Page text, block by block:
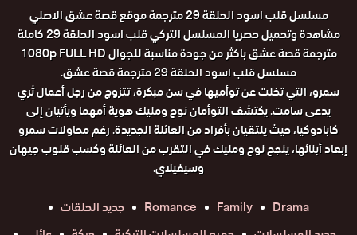
مسلسل قلب اسود الحلقة 29 مترجمة موقع قصة عشق الاصلي
مشاهدة وتحميل حصريا المسلسل التركي قلب اسود الحلقة 29 كاملة
مترجمة قصة عشق باكثر من جودة مناسبة للجوال 1080p FULL HD
مسلسل قلب اسود الحلقة 29 مترجمة قصة عشق.
سمرو، التي تخلت عن توأميها في سن مبكرة، تتزوج من رجل أعمال ثري
يدعى سامت. يكتشف التوأمان نوح ومليك هوية أمهما ويأتيان إلى
كابادوكيا، حيث يلتقيان بأفراد من العائلة الجديدة. رغم محاولات سمرو
إبعاد أبنائها، ينجح نوح ومليك في التقرب من العائلة وكسب قلوب جيهان
وسيفيلاي.
Drama
Family
Romance
جديد الحلقات